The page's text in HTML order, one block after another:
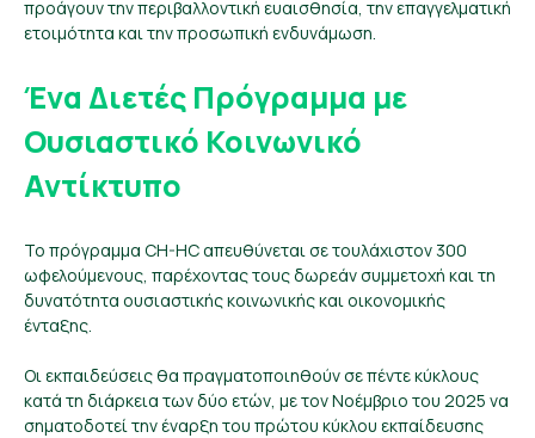
προάγουν την περιβαλλοντική ευαισθησία, την επαγγελματική
ετοιμότητα και την προσωπική ενδυνάμωση.
Ένα Διετές Πρόγραμμα με
Ουσιαστικό Κοινωνικό
Αντίκτυπο
Το πρόγραμμα CH-HC απευθύνεται σε τουλάχιστον 300
ωφελούμενους, παρέχοντας τους δωρεάν συμμετοχή και τη
δυνατότητα ουσιαστικής κοινωνικής και οικονομικής
ένταξης.
Οι εκπαιδεύσεις θα πραγματοποιηθούν σε πέντε κύκλους
κατά τη διάρκεια των δύο ετών, με τον Νοέμβριο του 2025 να
σηματοδοτεί την έναρξη του πρώτου κύκλου εκπαίδευσης